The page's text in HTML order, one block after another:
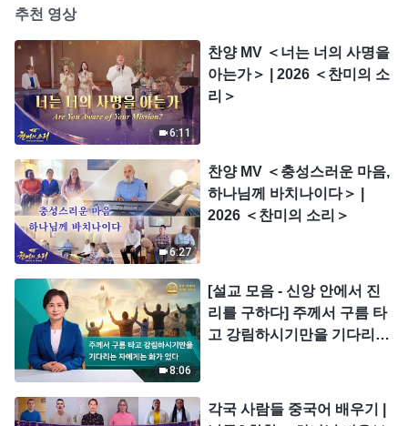
추천 영상
6:11
찬양 MV ＜너는 너의 사명을
아는가＞ | 2026 ＜찬미의 소
리＞
6:27
찬양 MV ＜충성스러운 마음,
하나님께 바치나이다＞ |
2026 ＜찬미의 소리＞
8:06
[설교 모음 - 신앙 안에서 진
리를 구하다] 주께서 구름 타
고 강림하시기만을 기다리는
각국 사람들 중국어 배우기 |